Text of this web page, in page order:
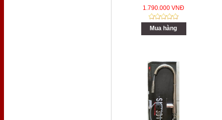
1.790.000 VNĐ
Mua hàng